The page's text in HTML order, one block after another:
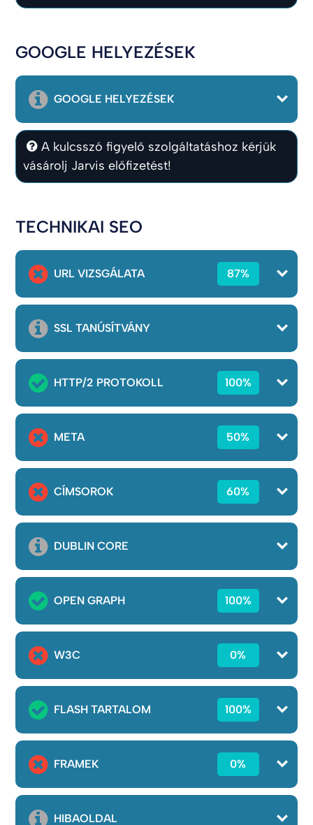
GOOGLE HELYEZÉSEK
GOOGLE HELYEZÉSEK
A kulcsszó figyelő szolgáltatáshoz kérjük
vásárolj Jarvis előfizetést!
TECHNIKAI SEO
URL VIZSGÁLATA 87%
SSL TANÚSÍTVÁNY
HTTP/2 PROTOKOLL 100%
META 50%
CÍMSOROK 60%
DUBLIN CORE
OPEN GRAPH 100%
W3C 0%
FLASH TARTALOM 100%
FRAMEK 0%
HIBAOLDAL